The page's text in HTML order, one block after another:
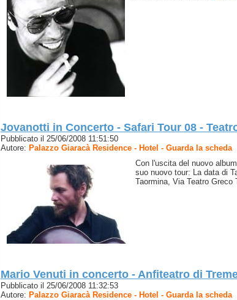
Jovanotti in Concerto - Safari Tour 08 -
Pubblicato il 25/06/2008 11:51:50
Autore: Palazzo Giaracà Residence - Hotel - Guarda la scheda
Con l'uscita del nuovo
suo nuovo tour: La data di
Taormina, Via Teatro
Mario Venuti in concerto - Anfiteatro di
Pubblicato il 25/06/2008 11:32:53
Autore: Palazzo Giaracà Residence - Hotel - Guarda la scheda